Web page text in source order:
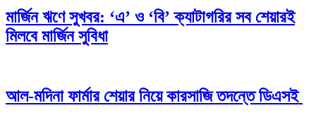
মার্জিন ঋণে সুখবর: ‘এ’ ও ‘বি’ ক্যাটাগরির সব শেয়ারই
মিলবে মার্জিন সুবিধা
আল-মদিনা ফার্মার শেয়ার নিয়ে কারসাজি তদন্তে ডিএসই